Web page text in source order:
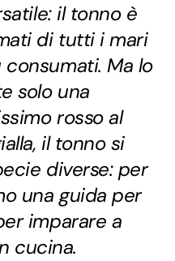
il tonno è
di tutti i mari
Ma lo
solo una
rosso al
il tonno si
diverse: per
una guida per
imparare a
cucina.